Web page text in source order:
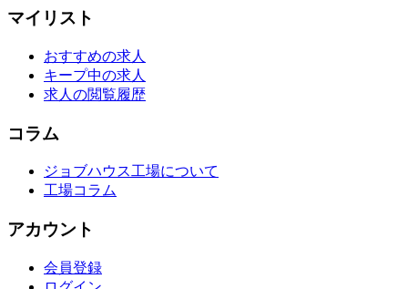
マイリスト
おすすめの求人
キープ中の求人
求人の閲覧履歴
コラム
ジョブハウス工場について
工場コラム
アカウント
会員登録